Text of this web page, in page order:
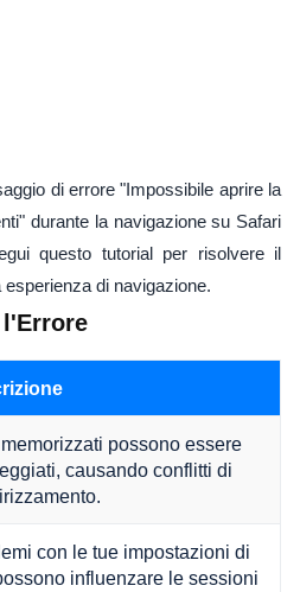
di errore "Impossibile aprire la
durante la navigazione su Safari
questo tutorial per risolvere il
di navigazione.
possono essere
causando conflitti di
con le tue impostazioni di
influenzare le sessioni